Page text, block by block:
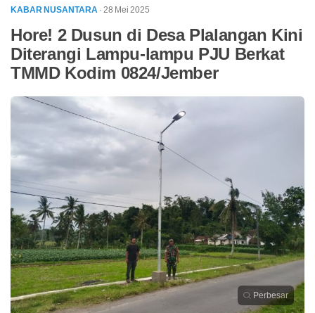
KABAR NUSANTARA · 28 Mei 2025
Hore! 2 Dusun di Desa Plalangan Kini
Diterangi Lampu-lampu PJU Berkat
TMMD Kodim 0824/Jember
Perbesar